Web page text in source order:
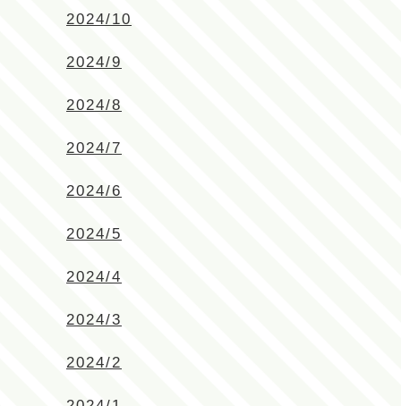
2024/10
2024/9
2024/8
2024/7
2024/6
2024/5
2024/4
2024/3
2024/2